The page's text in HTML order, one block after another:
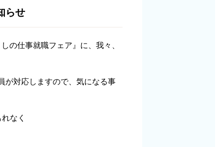
らせ
の仕事就職フェア』に、我々、
が対応しますので、気になる事
なく